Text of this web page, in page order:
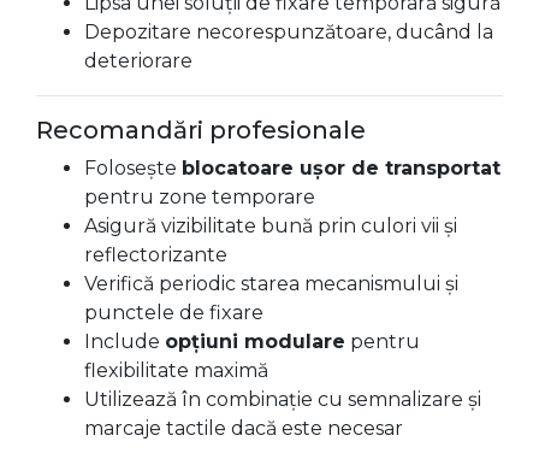
Depozitare necorespunzătoare, ducând la
deteriorare
Recomandări profesionale
Folosește blocatoare ușor de transportat
pentru zone temporare
Asigură vizibilitate bună prin culori vii și
reflectorizante
Verifică periodic starea mecanismului și
punctele de fixare
Include opțiuni modulare pentru
flexibilitate maximă
Utilizează în combinație cu semnalizare și
marcaje tactile dacă este necesar